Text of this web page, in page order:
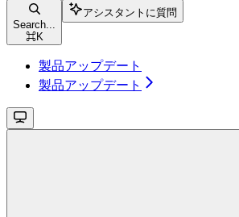
Search...
⌘K
アシスタントに質問
製品アップデート
製品アップデート